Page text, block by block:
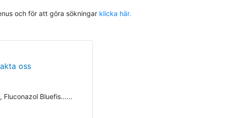
och för att göra sökningar klicka här.
oss
Fluconazol Bluefis......